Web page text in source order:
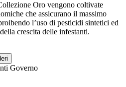
Oro vengono coltivate
che assicurano il massimo
l’uso di pesticidi sintetici ed
crescita delle infestanti.